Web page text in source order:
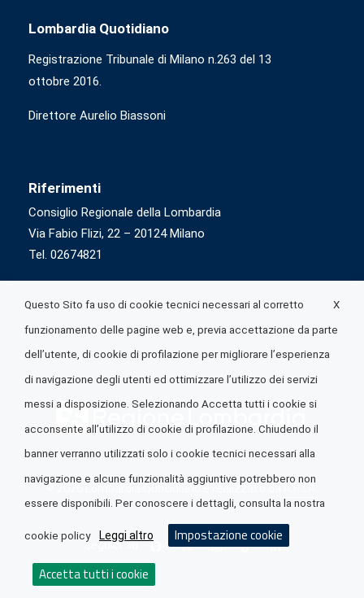
Lombardia Quotidiano
Registrazione Tribunale di Milano n.263 del 13
ottobre 2016.
Direttore Aurelio Biassoni
Riferimenti
Consiglio Regionale della Lombardia
Via Fabio Flizi, 22 – 20124 Milano
Tel. 02674821
© 2026 Lombardia Quotidiano è realizzato daA.R.I.A.
Seguici su
X
Questo Sito fa uso di cookie tecnici necessari al corretto
funzionamento delle pagine web e, previa accettazione da parte
dell’utente, di cookie di profilazione per migliorare l’esperienza
di navigazione degli utenti ed ottimizzare l’utilizzo dei servizi
messi a disposizione. Selezionando Accetta tutti i cookie si
acconsente all’utilizzo di cookie di profilazione. Chiudendo il
banner verranno utilizzati solo i cookie tecnici necessari alla
navigazione e alcune funzionalità aggiuntive potrebbero non
essere disponibili. Per conoscere i dettagli, consulta la nostra
cookie policy Leggi altro Impostazione cookie
Accetta tutti i cookie